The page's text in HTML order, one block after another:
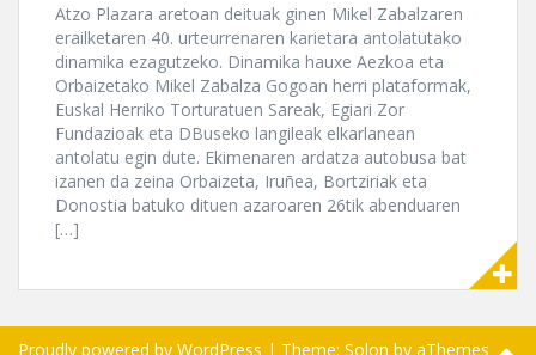
Atzo Plazara aretoan deituak ginen Mikel Zabalzaren
erailketaren 40. urteurrenaren karietara antolatutako
dinamika ezagutzeko. Dinamika hauxe Aezkoa eta
Orbaizetako Mikel Zabalza Gogoan herri plataformak,
Euskal Herriko Torturatuen Sareak, Egiari Zor
Fundazioak eta DBuseko langileak elkarlanean
antolatu egin dute. Ekimenaren ardatza autobusa bat
izanen da zeina Orbaizeta, Iruñea, Bortziriak eta
Donostia batuko dituen azaroaren 26tik abenduaren
[…]
Proudly powered by WordPress | Theme: Solon by aThemes